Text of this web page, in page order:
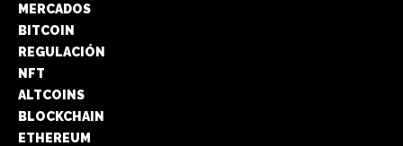
MERCADOS
BITCOIN
REGULACIÓN
NFT
ALTCOINS
BLOCKCHAIN
ETHEREUM